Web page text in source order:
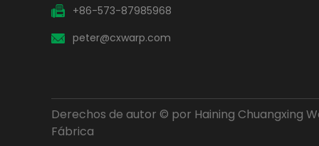
+86-573-87985968
peter@cxwarp.com
Derechos de autor © por Haining Chuangxing
Fábrica